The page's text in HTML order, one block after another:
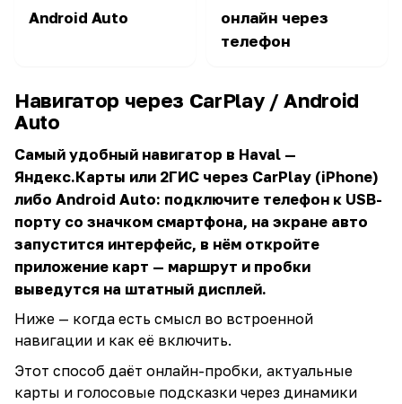
Android Auto
онлайн через
телефон
Навигатор через CarPlay / Android
Auto
Самый удобный навигатор в Haval —
Яндекс.Карты или 2ГИС через CarPlay (iPhone)
либо Android Auto: подключите телефон к USB-
порту со значком смартфона, на экране авто
запустится интерфейс, в нём откройте
приложение карт — маршрут и пробки
выведутся на штатный дисплей.
Ниже — когда есть смысл во встроенной
навигации и как её включить.
Этот способ даёт онлайн-пробки, актуальные
карты и голосовые подсказки через динамики